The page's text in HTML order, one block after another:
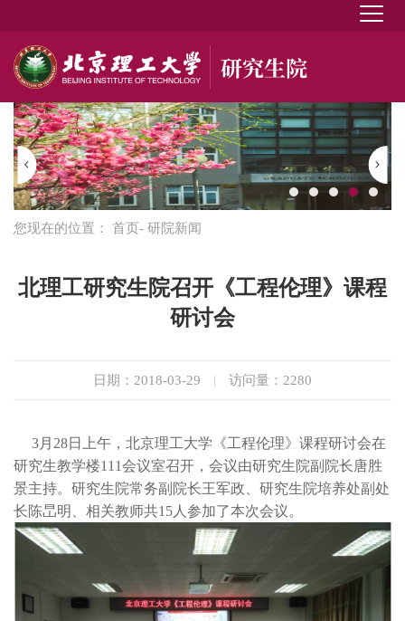
您现在的位置： 首页- 研院新闻
北理工研究生院召开《工程伦理》课程
研讨会
日期：2018-03-29 | 访问量： 2280
3月28日上午，北京理工大学《工程伦理》课程研讨会在
研究生教学楼111会议室召开，会议由研究生院副院长唐胜
景主持。研究生院常务副院长王军政、研究生院培养处副处
长陈旵明、相关教师共15人参加了本次会议。